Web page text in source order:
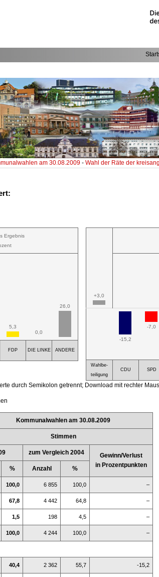
am 30.08.2009-Wahl der Räte der
Ergebnis
5,3
0,0
26,0
FDP DIE LINKE ANDERE
+3,0
-15,2
-7,0
Wahlbe-
teiligung
CDU SPD
durch Semikolon getrennt; Download mit rechter
Kommunalwahlen am 30.08.2009
Stimmen
zum Vergleich 2004
Gewinn/Verlust
in Prozentpunkten
% Anzahl %
100,0 6 855 100,0 –
67,8 4 442 64,8 –
1,5 198 4,5 –
100,0 4 244 100,0 –
40,4 2 362 55,7 -15,2